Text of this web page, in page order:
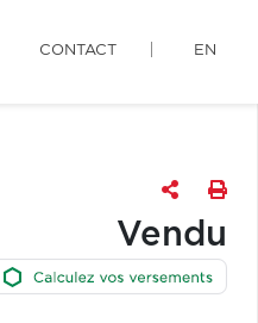
CONTACT EN
Vendu